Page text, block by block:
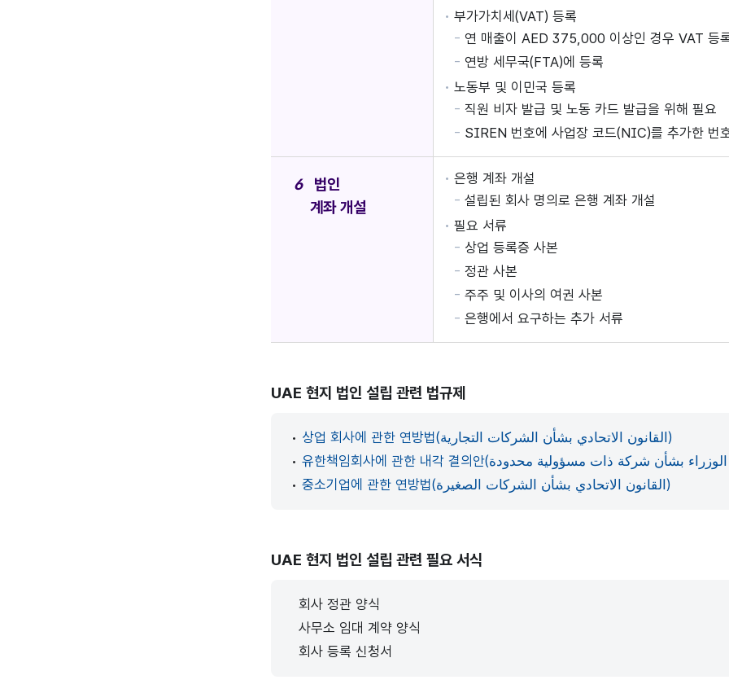
부가가치세(VAT) 등록
연 매출이 AED 375,000 이상인 경우 VAT 등
연방 세무국(FTA)에 등록
노동부 및 이민국 등록
직원 비자 발급 및 노동 카드 발급을 위해 필요
SIREN 번호에 사업장 코드(NIC)를 추가한 번
법인
계좌 개설
은행 계좌 개설
설립된 회사 명의로 은행 계좌 개설
필요 서류
상업 등록증 사본
정관 사본
주주 및 이사의 여권 사본
은행에서 요구하는 추가 서류
UAE 현지 법인 설립 관련 법규제
•
상업 회사에 관한 연방법(القانون الاتحادي بشأن الشركات التجارية)
•
•
중소기업에 관한 연방법(القانون الاتحادي بشأن الشركات الصغيرة)
UAE 현지 법인 설립 관련 필요 서식
회사 정관 양식
사무소 임대 계약 양식
회사 등록 신청서